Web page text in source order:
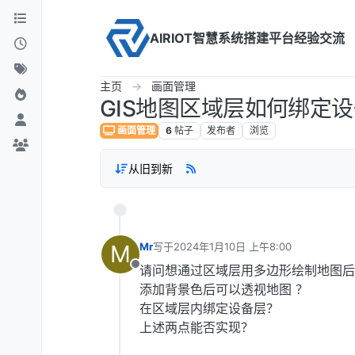
Skip to content
AIRIOT智慧系统搭建平台经验交流
主页 画面管理
GIS地图区域层如何绑定
画面管理 6 帖子 发布者 浏览
从旧到新
M
离线
Mr写于2024年1月10日 上午8:00
最后由 编辑
请问想通过区域层用多边形绘制地图后
添加背景色后可以透视地图 ？
在区域层内绑定设备层？
上述两点能否实现？